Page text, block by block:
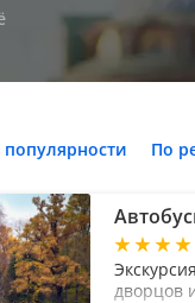
популярности По
дворцов